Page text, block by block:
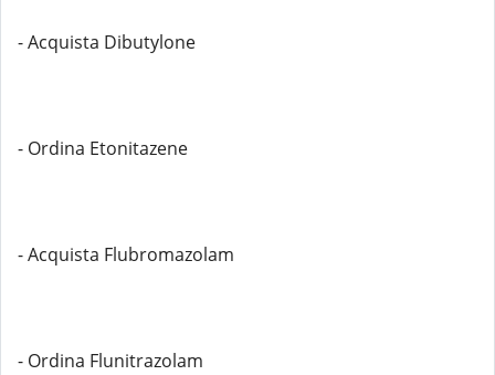
- Acquista Dibutylone
- Ordina Etonitazene
- Acquista Flubromazolam
- Ordina Flunitrazolam